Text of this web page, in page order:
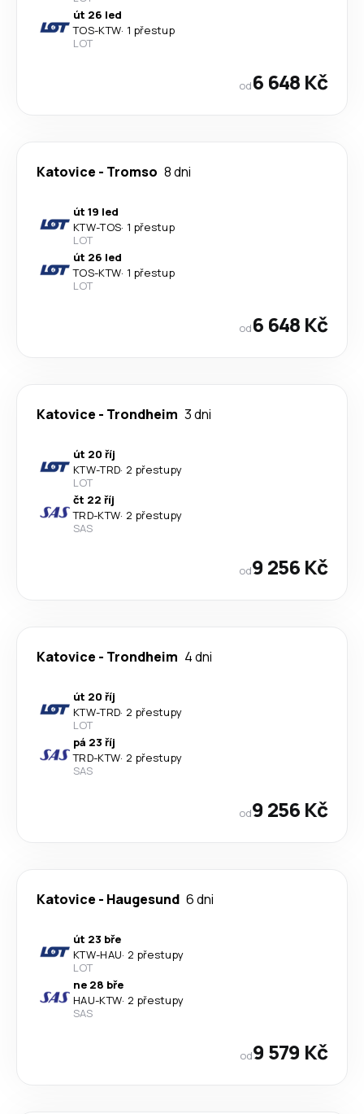
út 26 led
TOS-KTW· 1 přestup
LOT
od6 648 Kč
Katovice - Tromso 8 dni
út 19 led
KTW-TOS· 1 přestup
LOT
út 26 led
TOS-KTW· 1 přestup
LOT
od6 648 Kč
Katovice - Trondheim 3 dni
út 20 říj
KTW-TRD· 2 přestupy
LOT
čt 22 říj
TRD-KTW· 2 přestupy
SAS
od9 256 Kč
Katovice - Trondheim 4 dni
út 20 říj
KTW-TRD· 2 přestupy
LOT
pá 23 říj
TRD-KTW· 2 přestupy
SAS
od9 256 Kč
Katovice - Haugesund 6 dni
út 23 bře
KTW-HAU· 2 přestupy
LOT
ne 28 bře
HAU-KTW· 2 přestupy
SAS
od9 579 Kč